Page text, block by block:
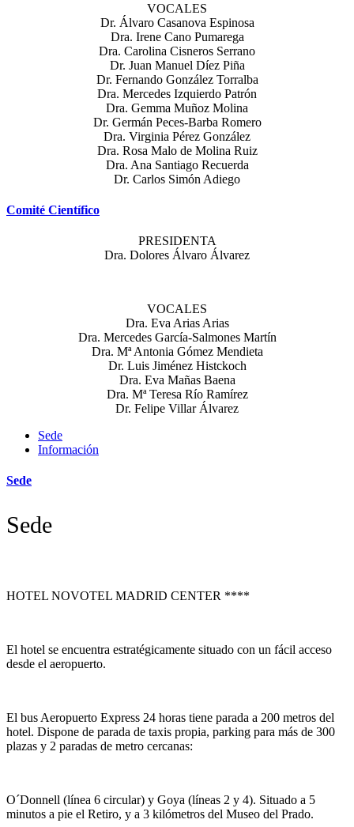
VOCALES
Dr. Álvaro Casanova Espinosa
Dra. Irene Cano Pumarega
Dra. Carolina Cisneros Serrano
Dr. Juan Manuel Díez Piña
Dr. Fernando González Torralba
Dra. Mercedes Izquierdo Patrón
Dra. Gemma Muñoz Molina
Dr. Germán Peces-Barba Romero
Dra. Virginia Pérez González
Dra. Rosa Malo de Molina Ruiz
Dra. Ana Santiago Recuerda
Dr. Carlos Simón Adiego
Comité Científico
PRESIDENTA
Dra. Dolores Álvaro Álvarez
VOCALES
Dra. Eva Arias Arias
Dra. Mercedes García-Salmones Martín
Dra. Mª Antonia Gómez Mendieta
Dr. Luis Jiménez Histckoch
Dra. Eva Mañas Baena
Dra. Mª Teresa Río Ramírez
Dr. Felipe Villar Álvarez
Sede
Información
Sede
Sede
HOTEL NOVOTEL MADRID CENTER ****
El hotel se encuentra estratégicamente situado con un fácil acceso
desde el aeropuerto.
El bus Aeropuerto Express 24 horas tiene parada a 200 metros del
hotel. Dispone de parada de taxis propia, parking para más de 300
plazas y 2 paradas de metro cercanas:
O´Donnell (línea 6 circular) y Goya (líneas 2 y 4). Situado a 5
minutos a pie el Retiro, y a 3 kilómetros del Museo del Prado.